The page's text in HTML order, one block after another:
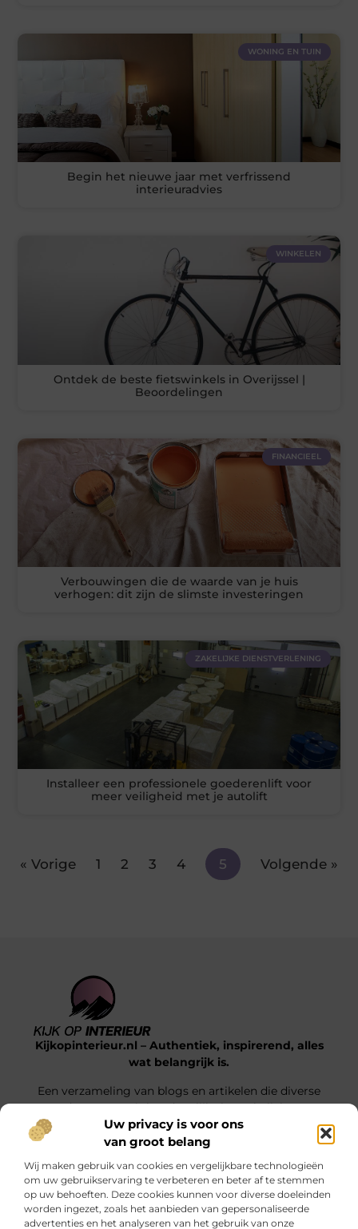
Uw privacy is voor ons
van groot belang
Wij maken gebruik van cookies en vergelijkbare technologieën
om uw gebruikservaring te verbeteren en beter af te stemmen
op uw behoeften. Deze cookies kunnen voor diverse doeleinden
worden ingezet, zoals het aanbieden van gepersonaliseerde
advertenties en het analyseren van het gebruik van onze
WONING EN TUIN
Begin het nieuwe jaar met verfrissend
interieuradvies
WINKELEN
Ontdek de beste fietswinkels in Overijssel |
Beoordelingen
FINANCIEEL
Verbouwingen die de waarde van je huis
verhogen: dit zijn de slimste investeringen
ZAKELIJKE DIENSTVERLENING
Installeer een professionele goederenlift voor
meer veiligheid met je autolift
« Vorige 1 2 3 4 5 Volgende »
Kijkopinterieur.nl – Authentiek, inspirerend, alles
wat belangrijk is.
Een verzameling van blogs en artikelen die diverse
onderwerpen uit het dagelijks leven belichten.
Onze informatie
Bericht categorie